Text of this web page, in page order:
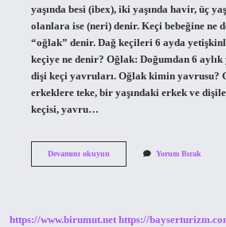
yaşında besi (ibex), iki yaşında havir, üç
olanlara ise (neri) denir. Keçi bebeğine ne
“oğlak” denir. Dağ keçileri 6 ayda
keçiye ne denir? Oğlak: Doğumdan 6
dişi keçi yavruları. Oğlak kimin yavrusu?
erkeklere teke, bir yaşındaki erkek ve
keçisi, yavru…
Devamını okuyunKeçi
Yorum Bırak
https://www.birumut.net https://